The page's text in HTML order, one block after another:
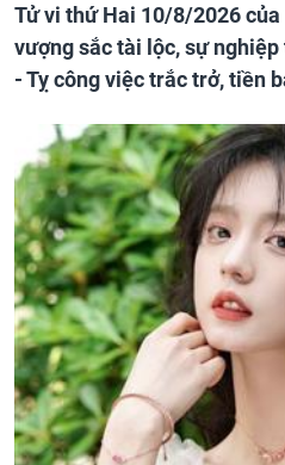
Tử vi thứ Hai 10/8/2026
vượng sắc tài lộc, sự
- Tỵ công việc trắc trở, tiền